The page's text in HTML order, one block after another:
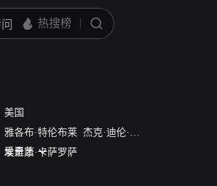
美国
雅各布·特伦布莱 杰克·迪伦·格雷泽
埃里康·卡萨罗萨
爱奇艺